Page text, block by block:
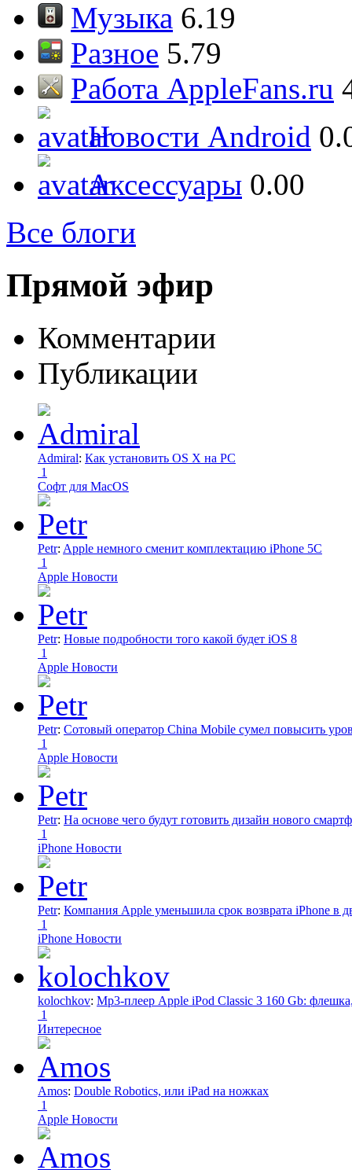
Музыка 6.19
Разное 5.79
Работа AppleFans.ru
Новости Android
Аксессуары 0.00
Все блоги
Прямой эфир
Комментарии
Публикации
Admiral: Как установить OS X на PC
1
Софт для MacOS
Petr: Apple немного сменит комплектацию iPhone 5C
1
Apple Новости
Petr: Новые подробности того какой будет iOS 8
1
Apple Новости
Petr: Сотовый оператор China Mobile сумел повысить
1
Apple Новости
Petr: На основе чего будут готовить дизайн нового
1
iPhone Новости
Petr: Компания Apple уменьшила срок возврата iPhone в
1
iPhone Новости
kolochkov: Mp3-плеер Apple iPod Classic 3 160 Gb:
1
Интересное
Amos: Double Robotics, или iPad на ножках
1
Apple Новости